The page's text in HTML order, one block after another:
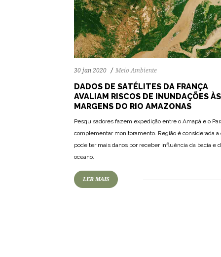
30 jan 2020 Meio Ambiente
DADOS DE SATÉLITES DA FRANÇA
AVALIAM RISCOS DE INUNDAÇÕES ÀS
MARGENS DO RIO AMAZONAS
Pesquisadores fazem expedição entre o Amapá e o
complementar monitoramento. Região é considerada a
pode ter mais danos por receber influência da bacia e
oceano.
LER MAIS